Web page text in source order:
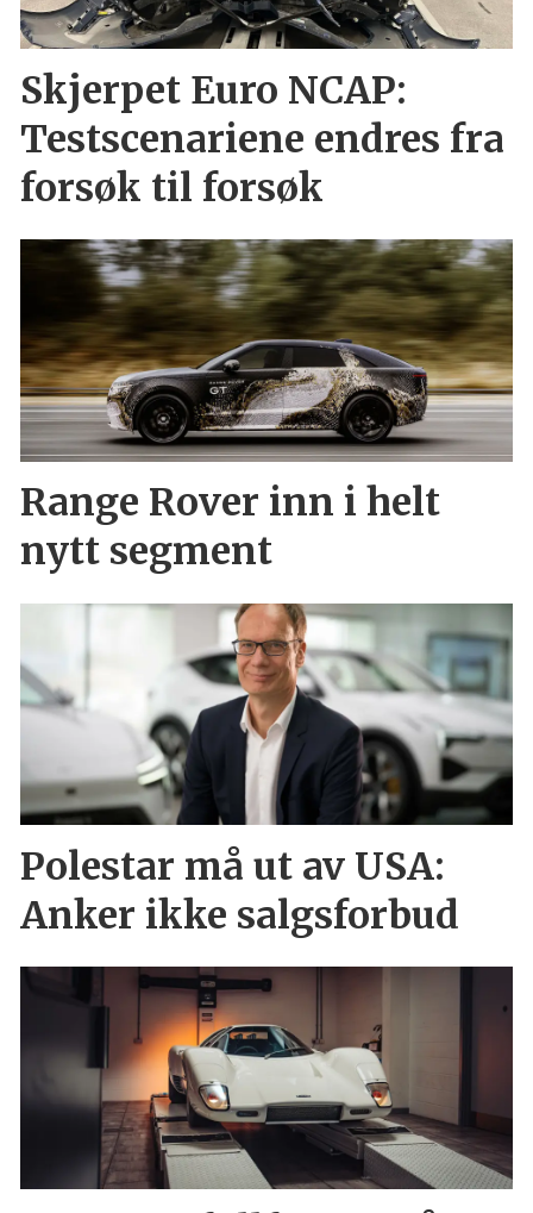
Skjerpet Euro NCAP:
Testscenariene endres fra
forsøk til forsøk
Range Rover inn i helt
nytt segment
Polestar må ut av USA:
Anker ikke salgsforbud